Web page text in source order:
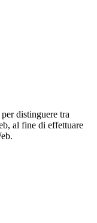
distinguere tra
al fine di effettuare